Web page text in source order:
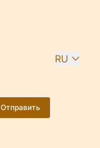
RU
Отправить